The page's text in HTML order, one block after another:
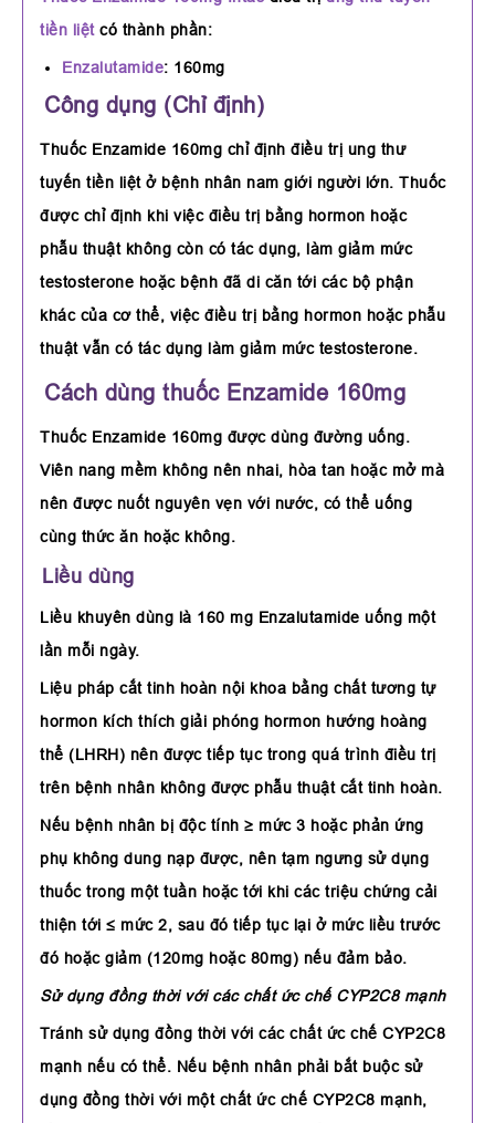
tiền liệtcó thành phần:
Enzalutamide: 160mg
Công dụng (Chỉ định)
Thuốc Enzamide 160mg chỉ định điều trị ung thư
tuyến tiền liệt ở bệnh nhân nam giới người lớn. Thuốc
được chỉ định khi việc điều trị bằng hormon hoặc
phẫu thuật không còn có tác dụng, làm giảm mức
testosterone hoặc bệnh đã di căn tới các bộ phận
khác của cơ thể, việc điều trị bằng hormon hoặc phẫu
thuật vẫn có tác dụng làm giảm mức testosterone.
Cách dùng thuốc Enzamide 160mg
Thuốc Enzamide 160mg được dùng đường uống.
Viên nang mềm không nên nhai, hòa tan hoặc mở mà
nên được nuốt nguyên vẹn với nước, có thể uống
cùng thức ăn hoặc không.
Liều dùng
Liều khuyên dùng là 160 mg Enzalutamide uống một
lần mỗi ngày.
Liệu pháp cắt tinh hoàn nội khoa bằng chất tương tự
hormon kích thích giải phóng hormon hướng hoàng
thể (LHRH) nên được tiếp tục trong quá trình điều trị
trên bệnh nhân không được phẫu thuật cắt tinh hoàn.
Nếu bệnh nhân bị độc tính ≥ mức 3 hoặc phản ứng
phụ không dung nạp được, nên tạm ngưng sử dụng
thuốc trong một tuần hoặc tới khi các triệu chứng cải
thiện tới ≤ mức 2, sau đó tiếp tục lại ở mức liều trước
đó hoặc giảm (120mg hoặc 80mg) nếu đảm bảo.
Sử dụng đồng thời với các chất ức chế CYP2C8 mạnh
Tránh sử dụng đồng thời với các chất ức chế CYP2C8
mạnh nếu có thể. Nếu bệnh nhân phải bắt buộc sử
dụng đồng thời với một chất ức chế CYP2C8 mạnh,